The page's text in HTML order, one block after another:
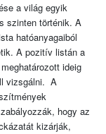
a világ egyik
szinten történik. A
hatóanyagaiból
A pozitív listán a
ideig
vizsgálni. A
hogy az
kizárják,